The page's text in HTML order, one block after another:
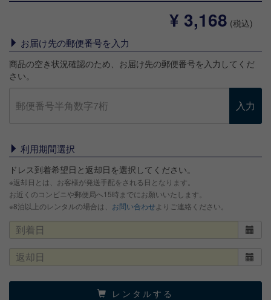
¥ 3,168 (税込)
お届け先の郵便番号を入力
商品の空き状況確認のため、お届け先の郵便番号を入力してくだ
さい。
入力
利用期間選択
ドレス到着希望日と返却日を選択してください。
※返却日とは、お客様が発送手配をされる日となります。
お近くのコンビニや郵便局へ15時までにお願いいたします。
※8泊以上のレンタルの場合は、 お問い合わせ よりご連絡ください。
レンタルする